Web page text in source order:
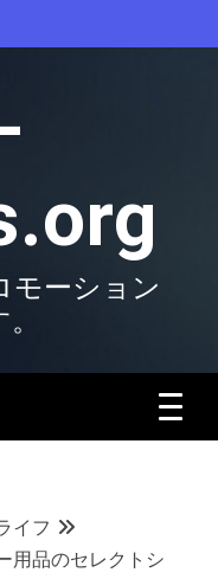
モーション
イフ
用品のセレクトシ